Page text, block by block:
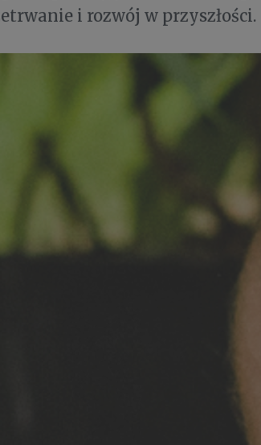
i rozwój w przyszłości.